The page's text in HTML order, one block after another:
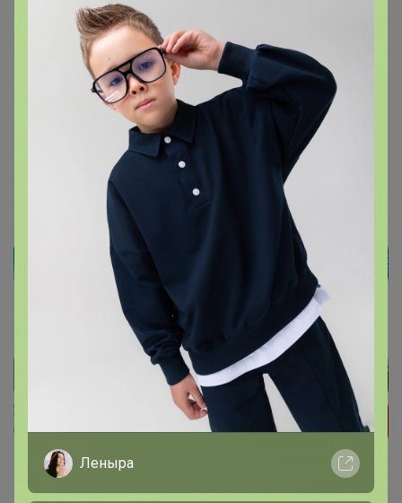
Медали
Номинировать на медаль
Леныра